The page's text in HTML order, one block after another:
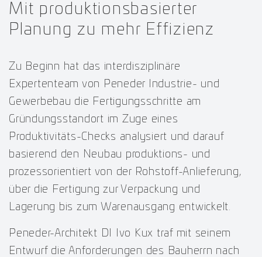
Mit produktionsbasierter
Planung zu mehr Effizienz
Zu Beginn hat das interdisziplinäre
Expertenteam von Peneder Industrie- und
Gewerbebau die Fertigungsschritte am
Gründungsstandort im Zuge eines
Produktivitäts-Checks analysiert und darauf
basierend den Neubau produktions- und
prozessorientiert von der Rohstoff-Anlieferung,
über die Fertigung zur Verpackung und
Lagerung bis zum Warenausgang entwickelt.
Peneder-Architekt DI Ivo Kux traf mit seinem
Entwurf die Anforderungen des Bauherrn nach